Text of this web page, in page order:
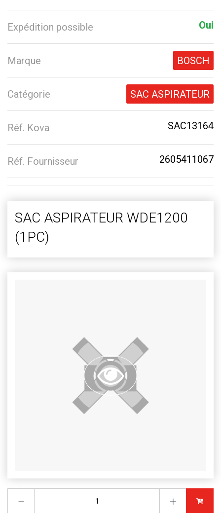
Expédition possible Oui
Marque BOSCH
Catégorie SAC ASPIRATEUR
Réf. Kova SAC13164
Réf. Fournisseur 2605411067
SAC ASPIRATEUR WDE1200
(1PC)